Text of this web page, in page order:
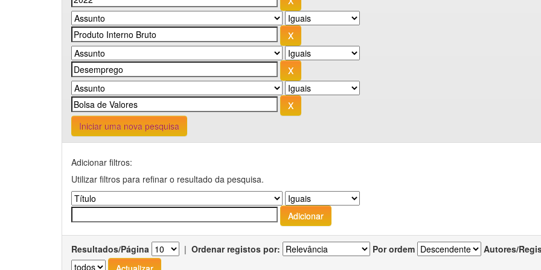
Iniciar uma nova pesquisa
Adicionar filtros:
Utilizar filtros para refinar o resultado da pesquisa.
Resultados/Página | Ordenar registos por: Por ordem Autores/